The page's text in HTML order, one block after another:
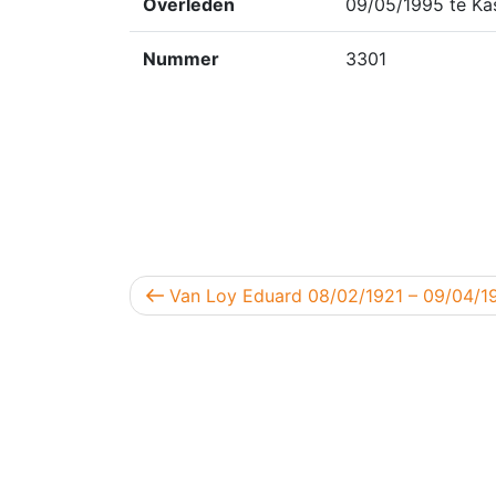
Overleden 09/05/1995 te
Nummer 3301
Berichtnavigatie
Vorig bericht
Van Loy Eduard 08/02/1921 – 09/04/